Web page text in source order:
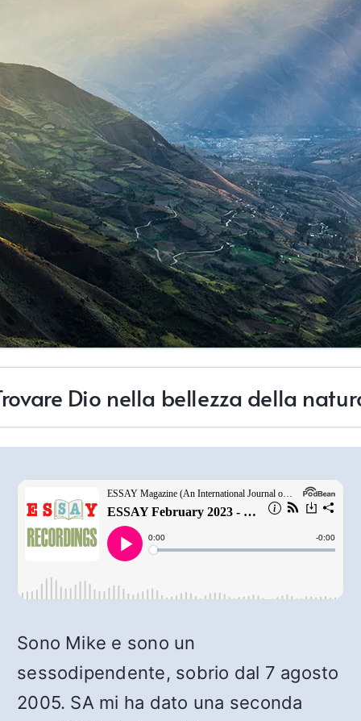
Dio nella bellezza della
Sono Mike e sono un
sessodipendente, sobrio dal 7 agosto
2005. SA mi ha dato una seconda